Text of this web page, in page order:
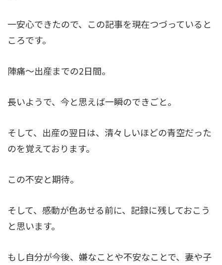
一安心できたので、この記事を現在つづっていると
ころです。
陣痛～出産までの2日間。
長いようで、今と思えば一瞬のできごと。
そして、出産の翌日は、清々しいほどの青空だった
のを覚えております。
この不安と期待。
そして、感動が色あせる前に、記録に残しておこう
と思います。
もし自分が今後、嫌なことや不安なことで、妻や子